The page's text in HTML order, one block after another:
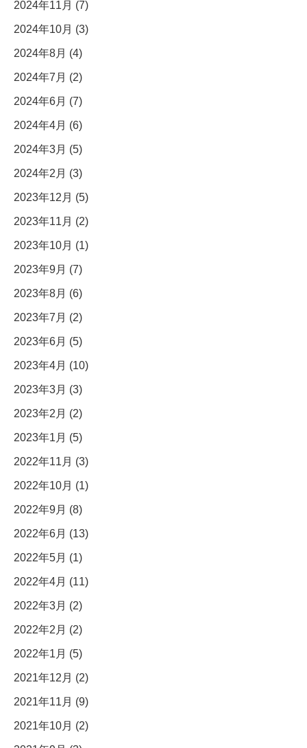
2024年11月 (7)
2024年10月 (3)
2024年8月 (4)
2024年7月 (2)
2024年6月 (7)
2024年4月 (6)
2024年3月 (5)
2024年2月 (3)
2023年12月 (5)
2023年11月 (2)
2023年10月 (1)
2023年9月 (7)
2023年8月 (6)
2023年7月 (2)
2023年6月 (5)
2023年4月 (10)
2023年3月 (3)
2023年2月 (2)
2023年1月 (5)
2022年11月 (3)
2022年10月 (1)
2022年9月 (8)
2022年6月 (13)
2022年5月 (1)
2022年4月 (11)
2022年3月 (2)
2022年2月 (2)
2022年1月 (5)
2021年12月 (2)
2021年11月 (9)
2021年10月 (2)